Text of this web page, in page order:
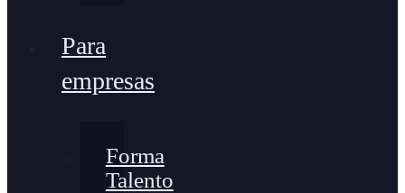
Para
empresas
Forma
Talento